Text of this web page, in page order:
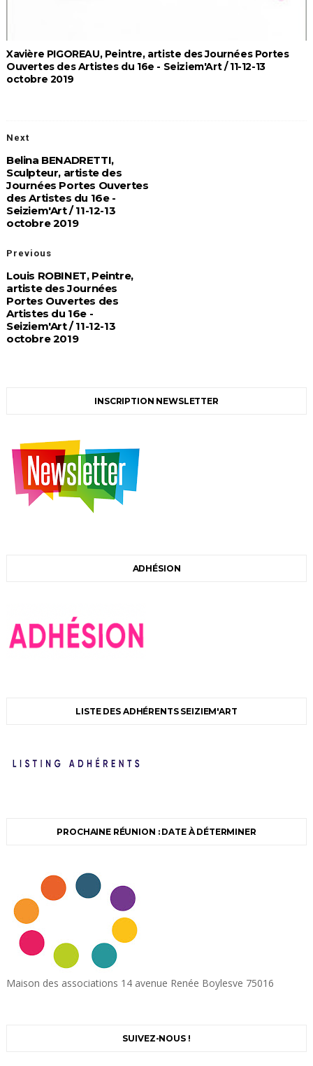
Xavière PIGOREAU, Peintre, artiste des Journées Portes
Ouvertes des Artistes du 16e - Seiziem'Art / 11-12-13
octobre 2019
Next
Belina BENADRETTI,
Sculpteur, artiste des
Journées Portes Ouvertes
des Artistes du 16e -
Seiziem'Art / 11-12-13
octobre 2019
Previous
Louis ROBINET, Peintre,
artiste des Journées
Portes Ouvertes des
Artistes du 16e -
Seiziem'Art / 11-12-13
octobre 2019
INSCRIPTION NEWSLETTER
ADHÉSION
LISTE DES ADHÉRENTS SEIZIEM'ART
PROCHAINE RÉUNION : DATE À DÉTERMINER
Maison des associations 14 avenue Renée Boylesve 75016
SUIVEZ-NOUS !